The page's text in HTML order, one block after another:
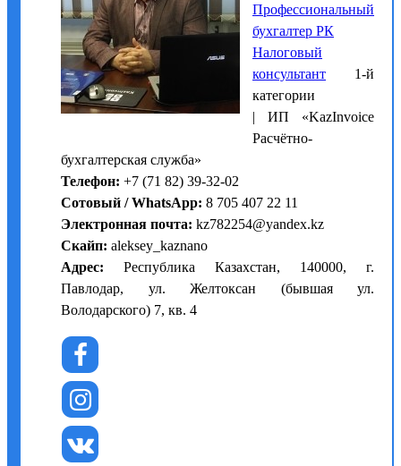
Профессиональный
бухгалтер РК
Налоговый
консультант 1-й
категории
| ИП «KazInvoice
Расчётно-
бухгалтерская служба»
Телефон: +7 (71 82) 39-32-02
Сотовый / WhatsApp: 8 705 407 22 11
Электронная почта: kz782254@yandex.kz
Скайп: aleksey_kaznano
Адрес: Республика Казахстан, 140000, г.
Павлодар, ул. Желтоксан (бывшая ул.
Володарского) 7, кв. 4